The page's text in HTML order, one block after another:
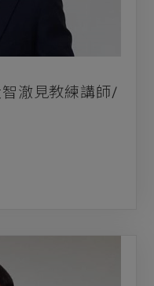
澈見教練講師/